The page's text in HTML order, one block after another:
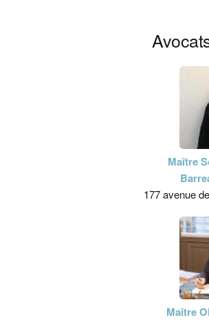
Maître
177 avenue
Maître